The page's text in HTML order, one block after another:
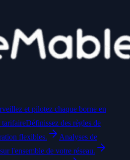
et pilotez chaque borne en
Définissez des règles de
flexibles.
Analyses de
l'ensemble de votre réseau.